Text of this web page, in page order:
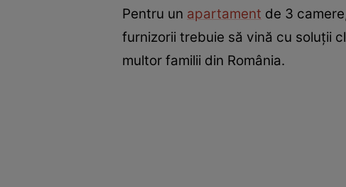
Pentru un apartament de 3
furnizorii trebuie să vină cu soluții
multor familii din România.